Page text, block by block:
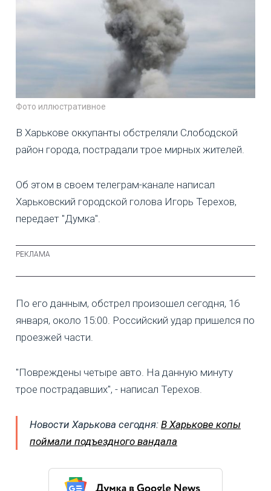
Фото иллюстративное
В Харькове оккупанты обстреляли Слободской
район города, пострадали трое мирных жителей.
Об этом в своем телеграм-канале написал
Харьковский городской голова Игорь Терехов,
передает "Думка".
По его данным, обстрел произошел сегодня, 16
января, около 15:00. Российский удар пришелся по
проезжей части.
"Повреждены четыре авто. На данную минуту
трое пострадавших", - написал Терехов.
Новости Харькова сегодня: В Харькове копы
поймали подъездного вандала